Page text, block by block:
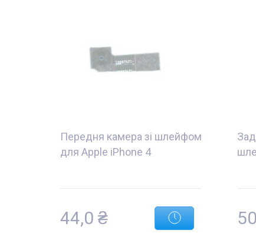
Передня камера зі шлейфом
для Apple iPhone 4
44,0 ₴